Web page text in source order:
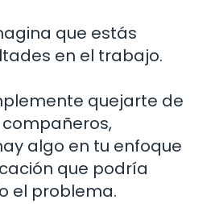
que estás
en el trabajo.
quejarte de
algo en tu enfoque
que podría
el problema.